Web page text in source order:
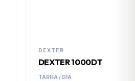
DEXTER
DEXTER 1000DT
TARIFA / DÍA